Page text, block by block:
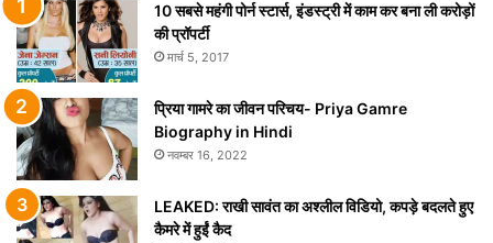
10 सबसे महंगी पोर्न स्टार्स, इंडस्ट्री में काम कर बना ली करोड़ों
की प्रॉपर्टी
मार्च 5, 2017
प्रिया गामरे का जीवन परिचय- Priya Gamre
Biography in Hindi
नवम्बर 16, 2022
LEAKED: राखी सावंत का अश्लील विडियो, कपड़े बदलते हुए
कैमरे में हुईं कैद